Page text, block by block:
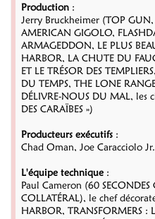
Production :
Jerry Bruckheimer (TOP GUN,
AMERICAN GIGOLO,
ARMAGEDDON, LE PLUS
HARBOR, LA CHUTE DU
ET LE TRÉSOR DES
DU TEMPS, THE LONE
DÉLIVRE-NOUS DU MAL, les
DES CARAÏBES »)
Producteurs exécutifs :
Chad Oman, Joe Caracciolo
L'équipe technique :
Paul Cameron (60
COLLATÉRAL), le chef
HARBOR, TRANSFORMERS :